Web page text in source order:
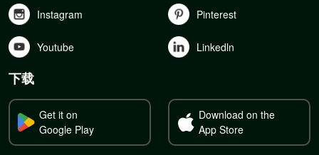
Instagram Pinterest
Youtube Linkedln
下载
Get it on
Google Play
Download on the
App Store